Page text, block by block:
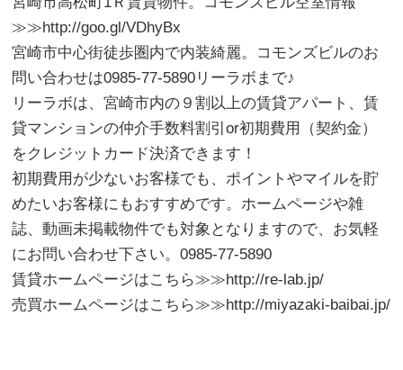
≫≫http://goo.gl/VDhyBx
宮崎市中心街徒歩圏内で内装綺麗。コモンズビルのお
問い合わせは0985-77-5890リーラボまで♪
リーラボは、宮崎市内の９割以上の賃貸アパート、賃
貸マンションの仲介手数料割引or初期費用（契約金）
をクレジットカード決済できます！
初期費用が少ないお客様でも、ポイントやマイルを貯
めたいお客様にもおすすめです。ホームページや雑
誌、動画未掲載物件でも対象となりますので、お気軽
にお問い合わせ下さい。0985-77-5890
賃貸ホームページはこちら≫≫http://re-lab.jp/
売買ホームページはこちら≫≫http://miyazaki-baibai.jp/